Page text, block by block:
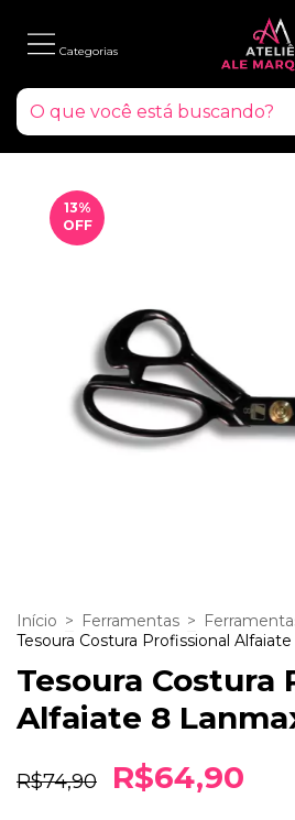
13%
OFF
Início > Ferramentas >
Tesoura Costura Profissional
Tesoura Costura
Alfaiate 8
R$74,90 R$64,90